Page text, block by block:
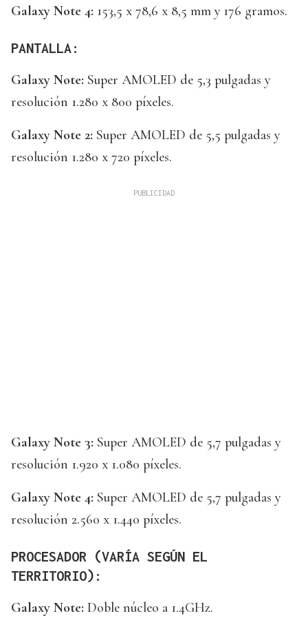
Galaxy Note 4: 153,5 x 78,6 x 8,5 mm y 176 gramos.
PANTALLA:
Galaxy Note: Super AMOLED de 5,3 pulgadas y
resolución 1.280 x 800 píxeles.
Galaxy Note 2: Super AMOLED de 5,5 pulgadas y
resolución 1.280 x 720 píxeles.
Galaxy Note 3: Super AMOLED de 5,7 pulgadas y
resolución 1.920 x 1.080 píxeles.
Galaxy Note 4: Super AMOLED de 5,7 pulgadas y
resolución 2.560 x 1.440 píxeles.
PROCESADOR (VARÍA SEGÚN EL
TERRITORIO):
Galaxy Note: Doble núcleo a 1.4GHz.